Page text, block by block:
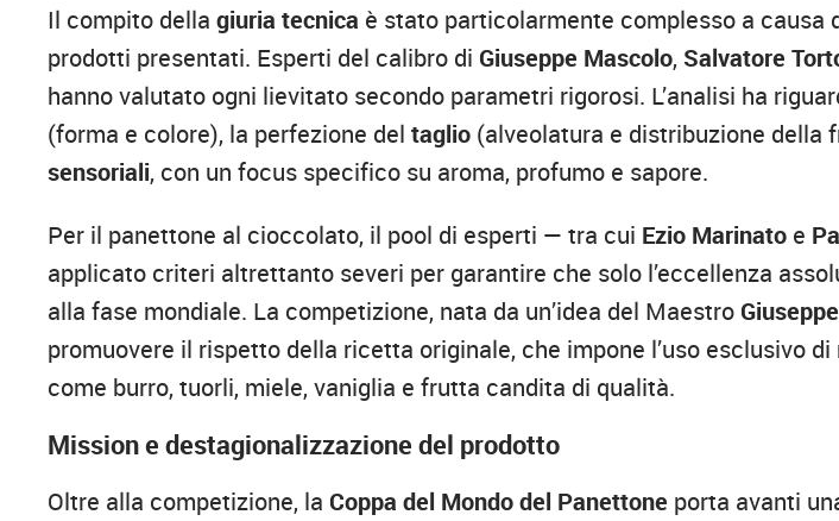
Il compito dellagiuria tecnica è stato particolarmente complesso a causa
prodotti presentati. Esperti del calibro di Giuseppe Mascolo, Salvatore
hanno valutato ogni lievitato secondo parametri rigorosi. L’analisi ha
(forma e colore), la perfezione deltaglio (alveolatura e distribuzione della
sensoriali, con un focus specifico su aroma, profumo e sapore.
Per il panettone al cioccolato, il pool di esperti — tra cui Ezio Marinato e
applicato criteri altrettanto severi per garantire che solo l’eccellenza
alla fase mondiale. La competizione, nata da un’idea del Maestro
promuovere il rispetto della ricetta originale, che impone l’uso esclusivo
come burro, tuorli, miele, vaniglia e frutta candita di qualità.
Mission e destagionalizzazione del prodotto
Oltre alla competizione, la Coppa del Mondo del Panettone porta avanti